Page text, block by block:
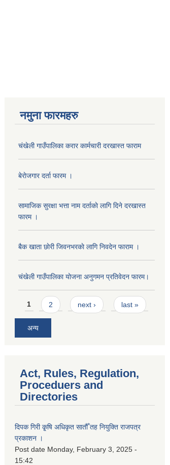
नमुना फारमहरु
चंखेली गाउँपालिका करार कार्मचारी दरखास्त फाराम
बेराेजगार दर्ता फारम ।
सामाजिक सुरक्षा भत्ता नाम दर्ताकाे लागि दिने दरखास्त
फारम ।
बैक खाता छाेरी जिवनभरकाे लागि निवदेन फाराम ।
चंखेली गाउँपालिका योजना अनुगमन प्रतिवेदन फारम।
Pages
1 2 next › last »
अन्य
Act, Rules, Regulation,
Proceduers and
Directories
दिपक गिरी कृ्षि अधिकृत सातौँ तह नियुक्ति राजपत्र
प्रकाशन ।
Post date Monday, February 3, 2025 -
15:42